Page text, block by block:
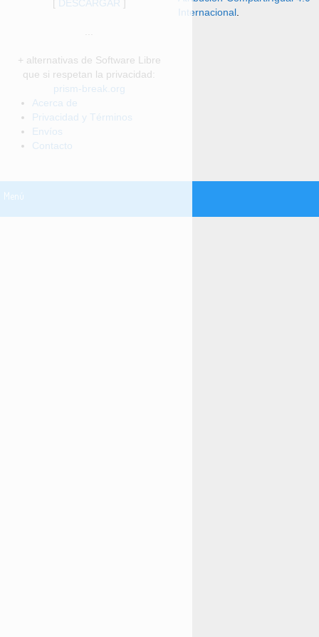
[ DESCARGAR ]
+ alternativas de Software Libre
que si respetan la privacidad:
prism-break.org
Internacional.
Acerca de
Privacidad y Términos
Envíos
Contacto
Menú